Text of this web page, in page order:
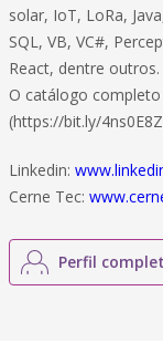
solar, IoT, LoRa,
SQL, VB, VC#,
React, dentre outros.
O catálogo
(https://bit.ly/
Linkedin:
Cerne Tec:
Perfil